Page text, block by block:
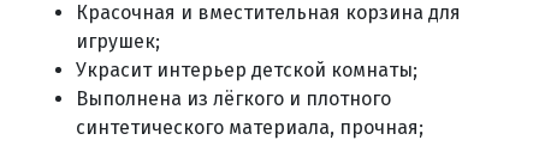
Оплата по счету для юридических лиц
Красочная и вместительная корзина для
игрушек;
Украсит интерьер детской комнаты;
Выполнена из лёгкого и плотного
синтетического материала, прочная;